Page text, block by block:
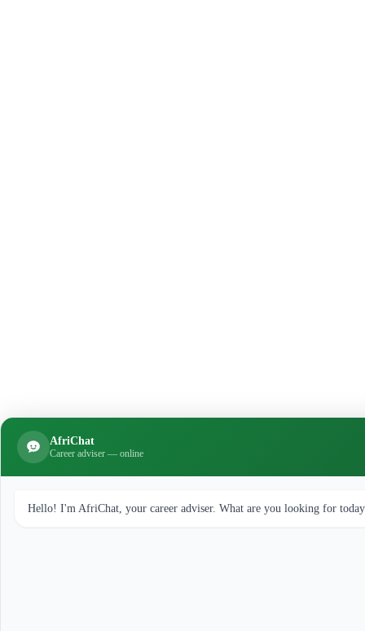
AfriChat
Career adviser — online
Hello! I'm AfriChat, your career adviser. What are you looking for